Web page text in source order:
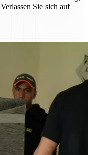
Sie sich auf